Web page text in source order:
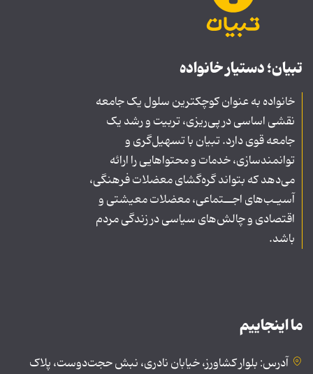
تبیان؛ دستیار خانواده
خانواده به عنوان کوچکترین سلول یک جامعه
نقشی اساسی در پی‌ریزی، تربیت و رشد یک
جامعه قوی دارد. تبیان با تسهیل‌گری و
توانمندسازی، خدمات و محتواهایی را ارائه
می‌دهد که بتواند گره‌گشای معضلات فرهنگی،
آسیـب‌های اجــتماعی، معضلات معیشتی و
اقتصادی و چالش‌های سیاسی در زندگی مردم
باشد.
ما اینجاییم
آدرس: بلوار کشاورز، خیابان نادری، نبش حجت‌دوست، پلاک